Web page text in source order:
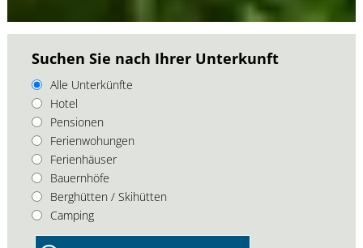
Suchen Sie nach Ihrer Unterkunft
Alle Unterkünfte
Hotel
Pensionen
Ferienwohungen
Ferienhäuser
Bauernhöfe
Berghütten / Skihütten
Camping